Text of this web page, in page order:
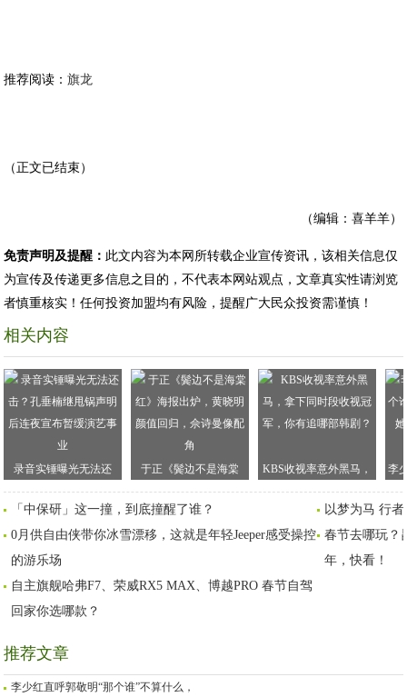
推荐阅读：旗龙
（正文已结束）
（编辑：喜羊羊）
免责声明及提醒： 此文内容为本网所转载企业宣传资讯，该相关信息仅
为宣传及传递更多信息之目的，不代表本网站观点，文章真实性请浏览
者慎重核实！任何投资加盟均有风险，提醒广大民众投资需谨慎！
相关内容
录音实锤曝光无法还
击？孔垂楠继甩锅声明
后连夜宣布暂缓演艺事
业
于正《鬓边不是海棠
红》海报出炉，黄晓明
颜值回归，佘诗曼像配
角
KBS收视率意外黑马，
拿下同时段收视冠军，
你有追哪部韩剧？
李
谁”
「中保研」这一撞，到底撞醒了谁？
以梦为马 行
0月供自由侠带你冰雪漂移，这就是年轻Jeeper感受操控
的游乐场
春节去哪玩？
年，快看！
自主旗舰哈弗F7、荣威RX5 MAX、博越PRO 春节自驾
回家你选哪款？
推荐文章
李少红直呼郭敬明“那个谁”不算什么，